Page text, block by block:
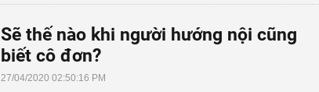
Sẽ thế nào khi người hướng nội cũng
biết cô đơn?
27/04/2020 02:50:16 PM